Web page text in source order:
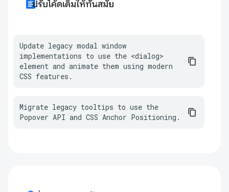
assignmentปรับโค้ดเดิมให้ทันสมัย
Update legacy modal window
implementations to use the <dialog>
element and animate them using modern
CSS features.
Migrate legacy tooltips to use the
Popover API and CSS Anchor Positioning.